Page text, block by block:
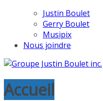
Justin Boulet
Gerry Boulet
Musipix
Nous joindre
Accueil